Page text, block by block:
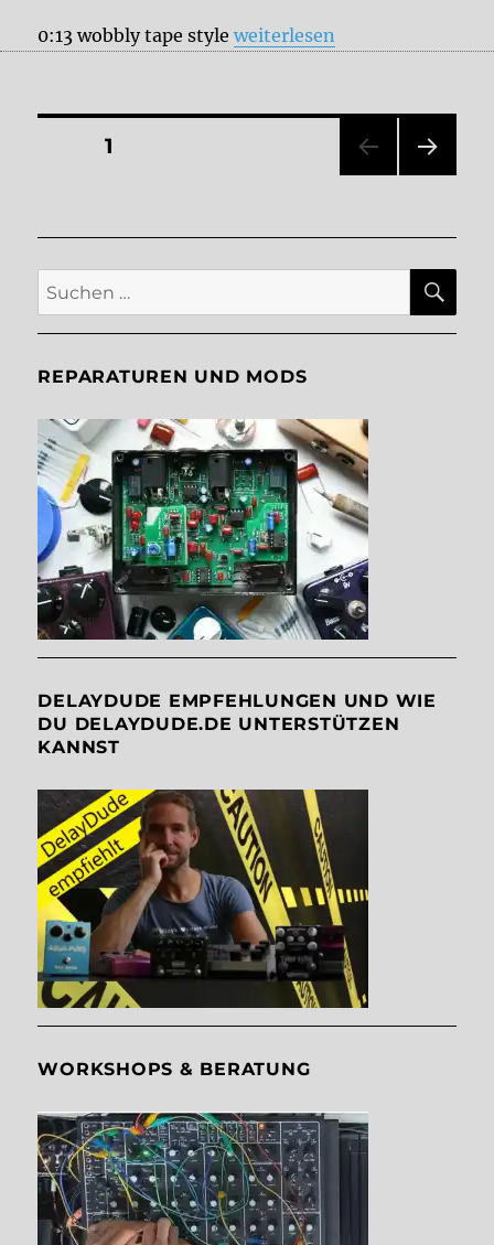
0:13 wobbly tape style„JHS Pedals Panther Cub“
weiterlesen
Seitennummerierung
SEITE1
Suche
nach:
REPARATUREN UND MODS
DELAYDUDE EMPFEHLUNGEN UND WIE
DU DELAYDUDE.DE UNTERSTÜTZEN
KANNST
WORKSHOPS & BERATUNG